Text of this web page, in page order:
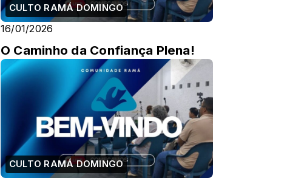
CULTO RAMÁ DOMINGO
16/01/2026
O Caminho da Confiança Plena!
CULTO RAMÁ DOMINGO